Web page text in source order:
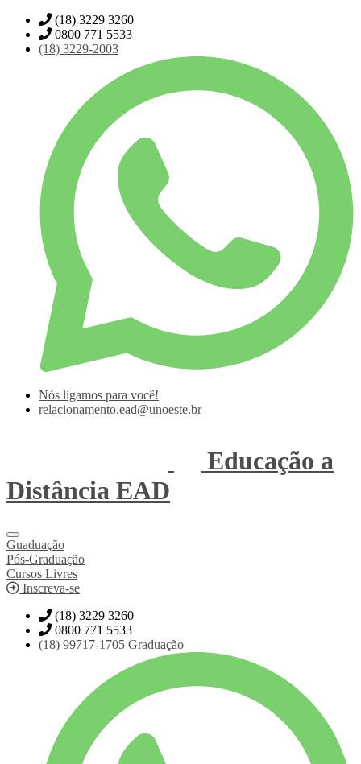
(18) 3229 3260
0800 771 5533
(18) 3229-2003
Nós ligamos para você!
relacionamento.ead@unoeste.br
Educação a
Distância EAD
Guaduação
Pós-Graduação
Cursos Livres
Inscreva-se
(18) 3229 3260
0800 771 5533
(18) 99717-1705 Graduação